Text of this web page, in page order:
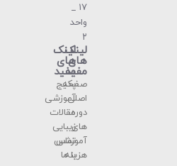
۱۷ _
واحد
۲
لینک
های
مفید
صفحه
اصلی
دوره
های
آموزشی
هزینه
لینک
های
مفید
پکیج
آموزشی
مقالات
زیبایی
تماس
با ما